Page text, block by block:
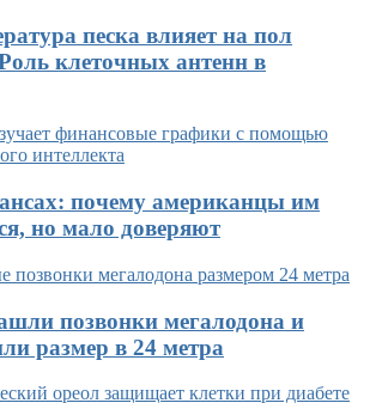
песка влияет на пол
клеточных антенн в
почему американцы им
но мало доверяют
позвонки мегалодона и
размер в 24 метра